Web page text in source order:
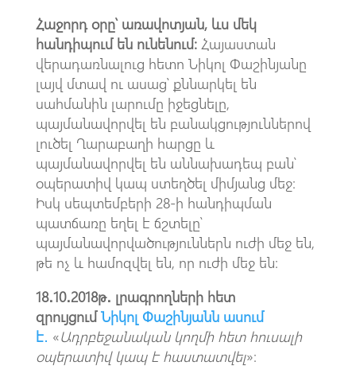
Հաջորդ օրը՝ առավոտյան, ևս մեկ
հանդիպում են ունենում։ Հայաստան
վերադառնալուց հետո Նիկոլ Փաշինյանը
լայվ մտավ ու ասաց՝ քննարկել են
սահմանին լարումը իջեցնելը,
պայմանավորվել են բանակցություններով
լուծել Ղարաբաղի հարցը և
պայմանավորվել են աննախադեպ բան՝
օպերատիվ կապ ստեղծել միմյանց մեջ։
Իսկ սեպտեմբերի 28-ի հանդիպման
պատճառը եղել է ճշտելը՝
պայմանավորվածություններն ուժի մեջ են,
թե ոչ և համոզվել են, որ ուժի մեջ են։
18․10․2018թ․ լրագրողների հետ
զրույցում Նիկոլ Փաշինյանն ասում
է․ «Ադրբեջանական կողմի հետ հուսալի
օպերատիվ կապ է հաստատվել»։